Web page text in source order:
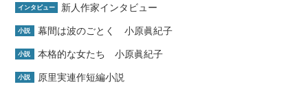
インタビュー 新人作家インタビュー
小説 幕間は波のごとく 小原眞紀子
小説 本格的な女たち 小原眞紀子
小説 原里実連作短編小説